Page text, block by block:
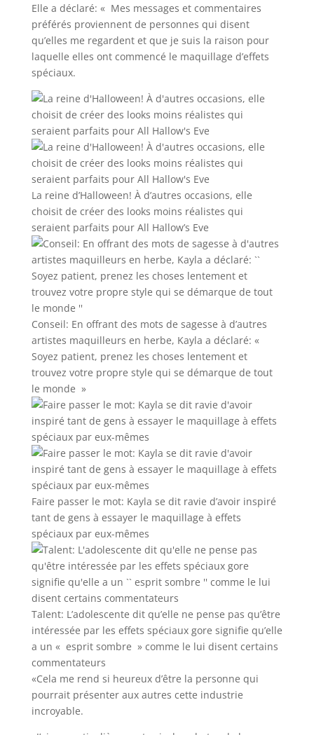
Elle a déclaré: « Mes messages et commentaires
préférés proviennent de personnes qui disent
qu’elles me regardent et que je suis la raison pour
laquelle elles ont commencé le maquillage d’effets
spéciaux.
La reine d’Halloween! À d’autres occasions, elle
choisit de créer des looks moins réalistes qui
seraient parfaits pour All Hallow’s Eve
Conseil: En offrant des mots de sagesse à d’autres
artistes maquilleurs en herbe, Kayla a déclaré: «
Soyez patient, prenez les choses lentement et
trouvez votre propre style qui se démarque de tout
le monde »
Faire passer le mot: Kayla se dit ravie d’avoir inspiré
tant de gens à essayer le maquillage à effets
spéciaux par eux-mêmes
Talent: L’adolescente dit qu’elle ne pense pas qu’être
intéressée par les effets spéciaux gore signifie qu’elle
a un « esprit sombre » comme le lui disent certains
commentateurs
«Cela me rend si heureux d’être la personne qui
pourrait présenter aux autres cette industrie
incroyable.